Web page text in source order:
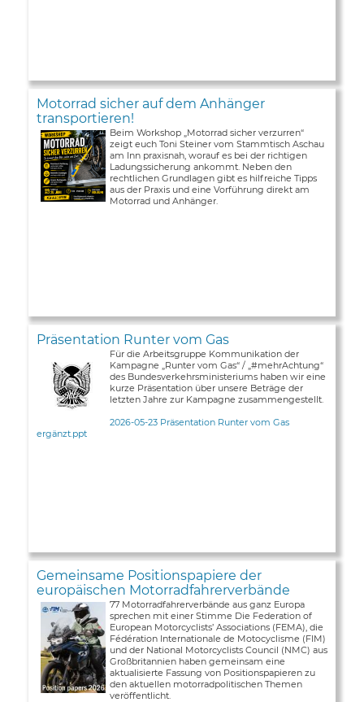
Motorrad sicher auf dem Anhänger
transportieren!
Beim Workshop „Motorrad sicher verzurren“
zeigt euch Toni Steiner vom Stammtisch Aschau
am Inn praxisnah, worauf es bei der richtigen
Ladungssicherung ankommt. Neben den
rechtlichen Grundlagen gibt es hilfreiche Tipps
aus der Praxis und eine Vorführung direkt am
Motorrad und Anhänger.
Präsentation Runter vom Gas
Für die Arbeitsgruppe Kommunikation der
Kampagne „Runter vom Gas“ / „#mehrAchtung“
des Bundesverkehrsministeriums haben wir eine
kurze Präsentation über unsere Beträge der
letzten Jahre zur Kampagne zusammengestellt.
2026-05-23 Präsentation Runter vom Gas
ergänzt.ppt
Gemeinsame Positionspapiere der
europäischen Motorradfahrerverbände
77 Motorradfahrerverbände aus ganz Europa
sprechen mit einer Stimme Die Federation of
European Motorcyclists’ Associations (FEMA), die
Fédération Internationale de Motocyclisme (FIM)
und der National Motorcyclists Council (NMC) aus
Großbritannien haben gemeinsam eine
aktualisierte Fassung von Positionspapieren zu
den aktuellen motorradpolitischen Themen
veröffentlicht.